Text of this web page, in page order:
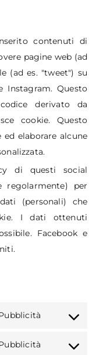
contenuti di
pagine web (ad
(ad es. "tweet") su
Instagram. Questo
derivato da
cookie. Questo
elaborare alcune
di questi social
regolarmente) per
(personali) che
I dati ottenuti
Facebook e
Consent
Consent